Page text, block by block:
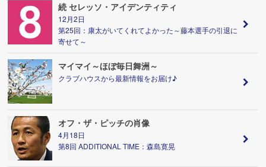
続 セレッソ・アイデンティティ
12月2日
第25回：康太がいてくれてよかった～藤本選手の引退に
寄せて～
マイマイ～ほぼ毎日舞洲～
クラブハウスから最新情報をお届け♪
オフ・ザ・ピッチの肖像
4月18日
第8回 ADDITIONAL TIME：森島寛晃